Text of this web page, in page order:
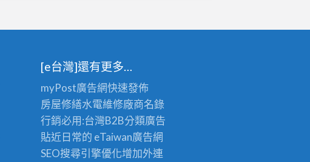
[e台灣]還有更多…
myPost廣告網快速發佈
房屋修繕水電維修廠商名錄
行銷必用:台灣B2B分類廣告
貼近日常的 eTaiwan廣告網
SEO搜尋引擎優化增加外連